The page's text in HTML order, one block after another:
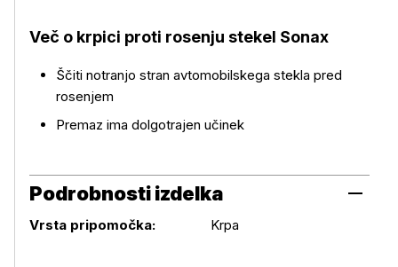
Več o izdelku
Več o krpici proti rosenju stekel Sonax
Ščiti notranjo stran avtomobilskega stekla pred
rosenjem
Premaz ima dolgotrajen učinek
Podrobnosti izdelka
Podrobnosti izdelka
Vrsta pripomočka: Krpa